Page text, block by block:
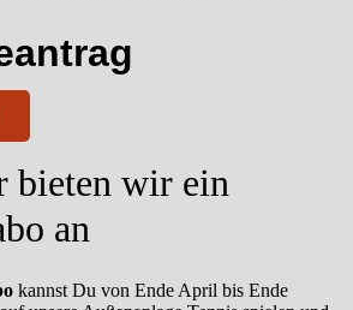
bieten wir ein
an
kannst Du von Ende April bis Ende